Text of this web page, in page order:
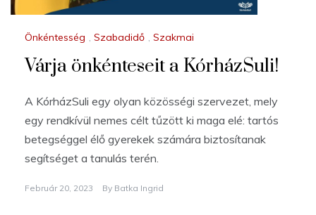
Önkéntesség , Szabadidő , Szakmai
Várja önkénteseit a KórházSuli!
A KórházSuli egy olyan közösségi szervezet, mely
egy rendkívül nemes célt tűzött ki maga elé: tartós
betegséggel élő gyerekek számára biztosítanak
segítséget a tanulás terén.
Február 20, 2023 By Batka Ingrid